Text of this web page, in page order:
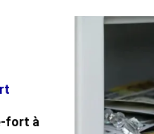
fort à